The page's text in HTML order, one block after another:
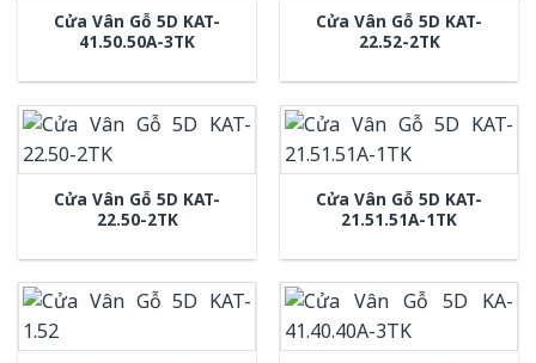
Cửa Vân Gỗ 5D KAT-
41.50.50A-3TK
Cửa Vân Gỗ 5D KAT-
22.52-2TK
Cửa Vân Gỗ 5D KAT-
22.50-2TK
Cửa Vân Gỗ 5D KAT-
21.51.51A-1TK